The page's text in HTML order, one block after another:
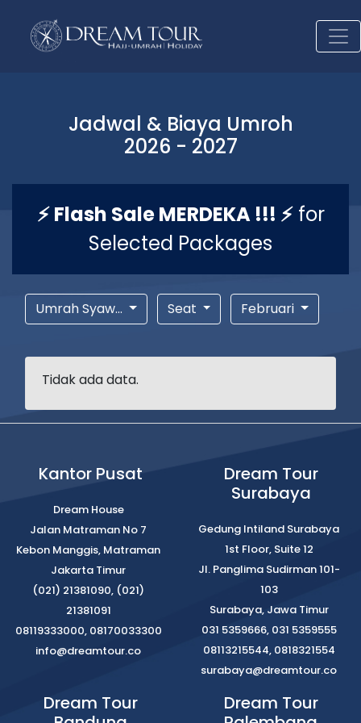
Jadwal & Biaya Umroh
2026 - 2027
⚡ Flash Sale MERDEKA !!! ⚡for
Selected Packages
Umrah Syaw... Seat Februari
Tidak ada data.
Kantor Pusat
Dream House
Jalan Matraman No 7
Kebon Manggis, Matraman
Jakarta Timur
(021) 21381090, (021)
21381091
08119333000, 08170033300
info@dreamtour.co
Dream Tour
Surabaya
Gedung Intiland Surabaya
1st Floor, Suite 12
Jl. Panglima Sudirman 101-
103
Surabaya, Jawa Timur
031 5359666, 031 5359555
08113215544, 0818321554
surabaya@dreamtour.co
Dream Tour
Dream Tour